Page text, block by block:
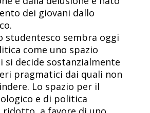
dei giovani dallo
studentesco sembra oggi
come uno spazio
si decide sostanzialmente
pragmatici dai quali non
Lo spazio per il
e di politica